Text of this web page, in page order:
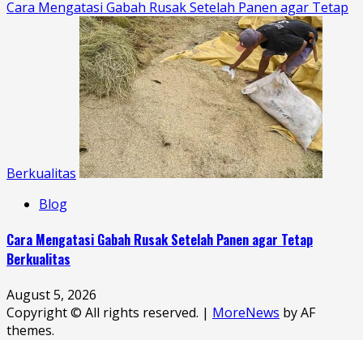
Cara Mengatasi Gabah Rusak Setelah Panen agar Tetap
Berkualitas
Blog
Cara Mengatasi Gabah Rusak Setelah Panen agar Tetap
Berkualitas
August 5, 2026
Copyright © All rights reserved. | MoreNews by AF
themes.